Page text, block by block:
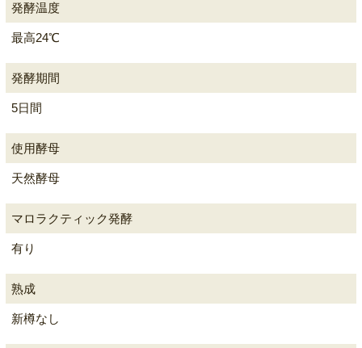
発酵温度
最高24℃
発酵期間
5日間
使用酵母
天然酵母
マロラクティック発酵
有り
熟成
新樽なし